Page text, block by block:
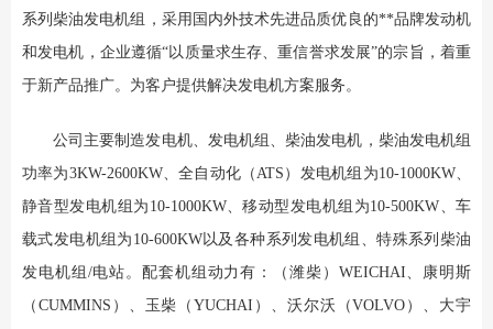
系列柴油发电机组，采用国内外技术先进品质优良的**品牌发动机
和发电机，企业遵循“以质量求生存、重信誉求发展”的宗旨，着重
于新产品推广。为客户提供解决发电机方案服务。
公司主要制造发电机、发电机组、柴油发电机，柴油发电机组
功率为3KW-2600KW、全自动化（ATS）发电机组为10-1000KW、
静音型发电机组为10-1000KW、移动型发电机组为10-500KW、车
载式发电机组为10-600KW以及各种系列发电机组、特殊系列柴油
发电机组/电站。配套机组动力有：（潍柴）WEICHAI、康明斯
（CUMMINS）、玉柴（YUCHAI）、沃尔沃（VOLVO）、大宇